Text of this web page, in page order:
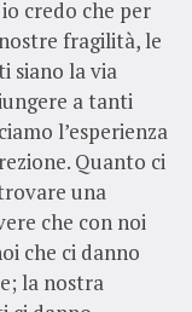
credo che per
fragilità, le
siano la via
a tanti
l’esperienza
Quanto ci
una
che con noi
che ci danno
la nostra